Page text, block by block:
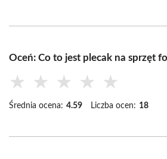
Oceń: Co to jest plecak na sprzęt
★ ★ ★ ★ ★
Średnia ocena: 4.59 Liczba ocen: 18